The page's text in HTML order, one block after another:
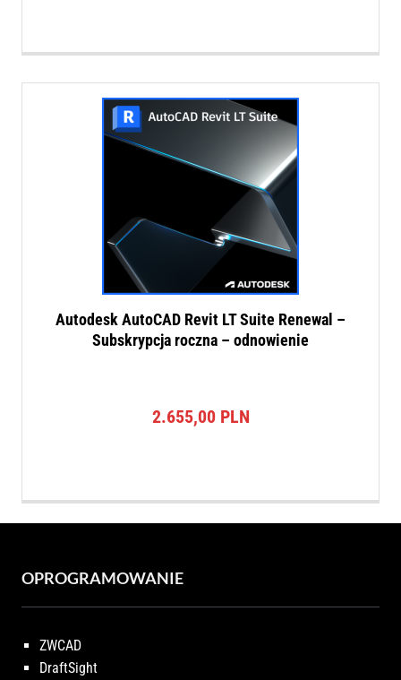
Autodesk AutoCAD Revit LT Suite Renewal –
Subskrypcja roczna – odnowienie
2.655,00 PLN
OPROGRAMOWANIE
ZWCAD
DraftSight